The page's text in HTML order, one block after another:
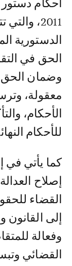
أحكام دستور
2011،
الدستورية
الحق في
وضمان
معقولة،
الأحكام،
للأحكام
كما يأتي في
إصلاح
القضاء
إلى القانون
وفعالة
القضائي